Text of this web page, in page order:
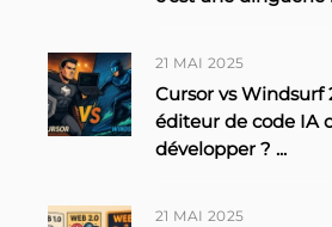
21 MAI 2025
Cursor vs Windsurf
éditeur de code IA
développer ? ...
21 MAI 2025